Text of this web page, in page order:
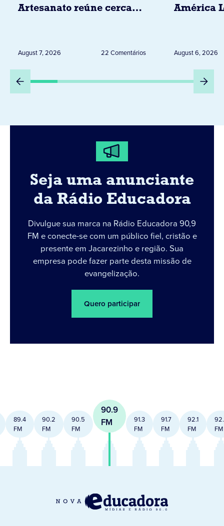
Artesanato reúne cerca
August 7, 2026 22 Comentários
América
Peru
August 6, 2026
Seja uma anunciante
da Rádio Educadora
Divulgue sua marca na Rádio Educadora 90,9
FM e conecte-se com um público fiel, cristão e
presente em Jacarezinho e região. Sua
empresa pode fazer parte desta missão de
evangelização.
Quero participar
89.4
FM
90.2
FM
90.5
FM
90.9
FM
91.3
FM
91.7
FM
92.1
FM
FM